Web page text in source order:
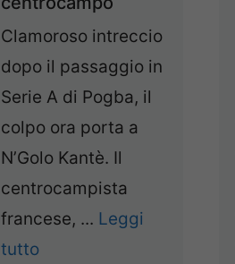
Clamoroso intreccio
dopo il passaggio in
Serie A di Pogba, il
colpo ora porta a
N’Golo Kantè. Il
centrocampista
francese, ... Leggi
tutto